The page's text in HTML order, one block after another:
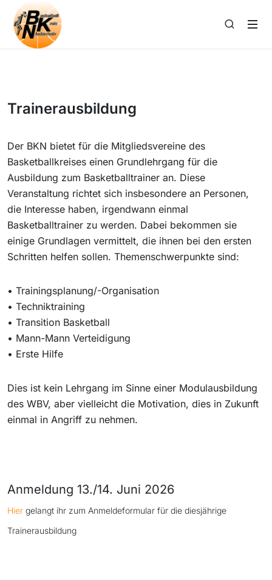
Trainerausbildung
Der BKN bietet für die Mitgliedsvereine des
Basketballkreises einen Grundlehrgang für die
Ausbildung zum Basketballtrainer an. Diese
Veranstaltung richtet sich insbesondere an Personen,
die Interesse haben, irgendwann einmal
Basketballtrainer zu werden. Dabei bekommen sie
einige Grundlagen vermittelt, die ihnen bei den ersten
Schritten helfen sollen. Themenschwerpunkte sind:
• Trainingsplanung/-Organisation
• Techniktraining
• Transition Basketball
• Mann-Mann Verteidigung
• Erste Hilfe
Dies ist kein Lehrgang im Sinne einer Modulausbildung
des WBV, aber vielleicht die Motivation, dies in Zukunft
einmal in Angriff zu nehmen.
Anmeldung 13./14. Juni 2026
Hier gelangt ihr zum Anmeldeformular für die diesjährige
Trainerausbildung